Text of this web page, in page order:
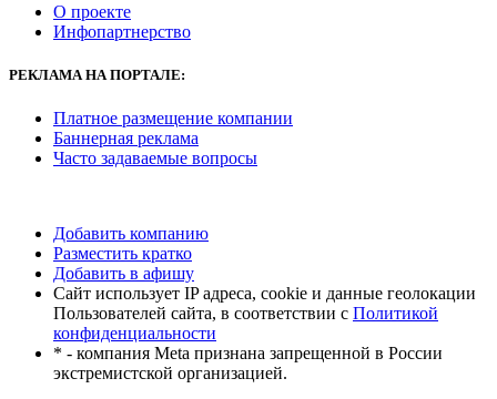
О проекте
Инфопартнерство
РЕКЛАМА НА ПОРТАЛЕ:
Платное размещение компании
Баннерная реклама
Часто задаваемые вопросы
Добавить компанию
Разместить кратко
Добавить в афишу
Сайт использует IP адреса, cookie и данные геолокации
Пользователей сайта, в соответствии с Политикой
конфиденциальности
* - компания Meta признана запрещенной в России
экстремистской организацией.